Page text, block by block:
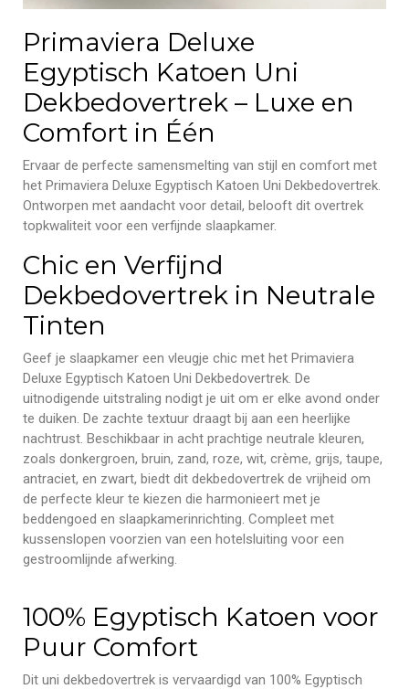
Primaviera Deluxe
Egyptisch Katoen Uni
Dekbedovertrek – Luxe en
Comfort in Één
Ervaar de perfecte samensmelting van stijl en comfort met
het Primaviera Deluxe Egyptisch Katoen Uni Dekbedovertrek.
Ontworpen met aandacht voor detail, belooft dit overtrek
topkwaliteit voor een verfijnde slaapkamer.
Chic en Verfijnd
Dekbedovertrek in Neutrale
Tinten
Geef je slaapkamer een vleugje chic met het Primaviera
Deluxe Egyptisch Katoen Uni Dekbedovertrek. De
uitnodigende uitstraling nodigt je uit om er elke avond onder
te duiken. De zachte textuur draagt bij aan een heerlijke
nachtrust. Beschikbaar in acht prachtige neutrale kleuren,
zoals donkergroen, bruin, zand, roze, wit, crème, grijs, taupe,
antraciet, en zwart, biedt dit dekbedovertrek de vrijheid om
de perfecte kleur te kiezen die harmonieert met je
beddengoed en slaapkamerinrichting. Compleet met
kussenslopen voorzien van een hotelsluiting voor een
gestroomlijnde afwerking.
100% Egyptisch Katoen voor
Puur Comfort
Dit uni dekbedovertrek is vervaardigd van 100% Egyptisch